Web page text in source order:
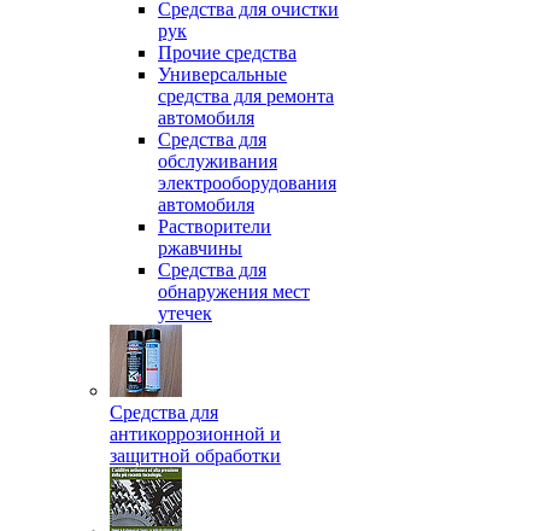
Средства для очистки
рук
Прочие средства
Универсальные
средства для ремонта
автомобиля
Средства для
обслуживания
электрооборудования
автомобиля
Растворители
ржавчины
Средства для
обнаружения мест
утечек
Средства для
антикоррозионной и
защитной обработки